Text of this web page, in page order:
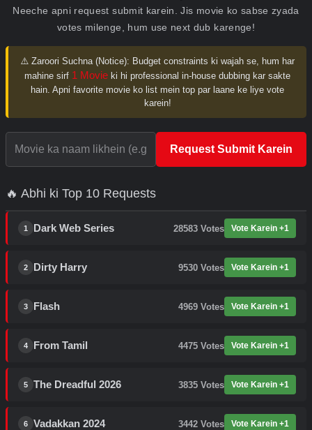
Neeche apni request submit karein. Jis movie ko sabse zyada
votes milenge, hum use next dub karenge!
⚠️ Zaroori Suchna (Notice): Budget constraints ki wajah se, hum har
mahine sirf 1 Movie ki hi professional in-house dubbing kar sakte
hain. Apni favorite movie ko list mein top par laane ke liye vote
karein!
Request Submit Karein
🔥 Abhi ki Top 10 Requests
1 Dark Web Series 28583 Votes Vote Karein +1
2 Dirty Harry 9530 Votes Vote Karein +1
3 Flash 4969 Votes Vote Karein +1
4 From Tamil 4475 Votes Vote Karein +1
5 The Dreadful 2026 3835 Votes Vote Karein +1
6 Vadakkan 2024 3442 Votes Vote Karein +1